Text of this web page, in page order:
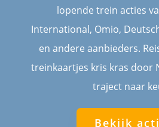
lopende trein acties
International, Omio,
en andere aanbieders.
treinkaartjes kris kras door
traject naar
Bekijk